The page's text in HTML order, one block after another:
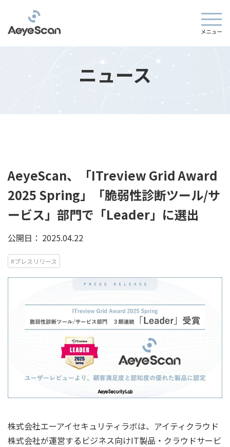
ニュース
AeyeScan、「ITreview Grid Award
2025 Spring」「脆弱性診断ツール/サ
ービス」部門で「Leader」に選出
公開日： 2025.04.22
#プレスリリース
株式会社エーアイセキュリティラボは、アイティクラウド
株式会社が運営するビジネス向けIT製品・クラウドサービ